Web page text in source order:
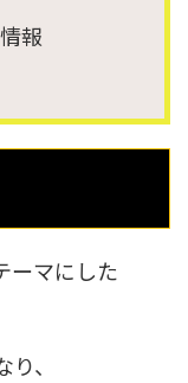
報
ーマにした
、